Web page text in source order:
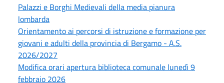
Palazzi e Borghi Medievali della media pianura
lombarda
Orientamento ai percorsi di istruzione e formazione per
giovani e adulti della provincia di Bergamo - A.S.
2026/2027
Modifica orari apertura biblioteca comunale lunedì 9
febbraio 2026